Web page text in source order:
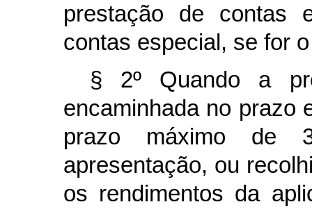
prestação de contas
contas especial, se for
§ 2º Quando a
encaminhada no prazo
prazo máximo de
apresentação, ou
os rendimentos da